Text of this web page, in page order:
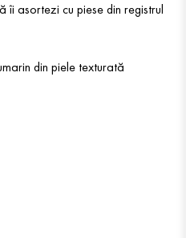
îi asortezi cu piese din registrul
din piele texturată